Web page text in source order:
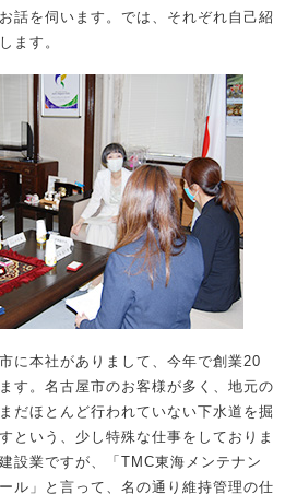
話を伺います。では、それぞれ自己紹
ます。
に本社がありまして、今年で創業20
す。名古屋市のお客様が多く、地元の
だほとんど行われていない下水道を掘
という、少し特殊な仕事をしておりま
設業ですが、「TMC東海メンテナン
ル」と言って、名の通り維持管理の仕